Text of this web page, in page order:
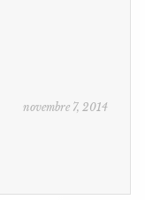
novembre 7, 2014